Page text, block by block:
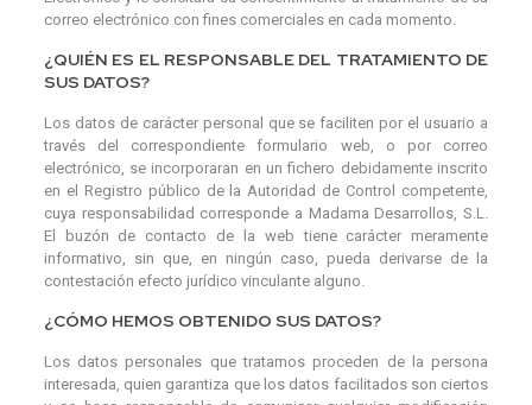
correo electrónico con fines comerciales en cada momento.
¿QUIÉN ES EL RESPONSABLE DEL TRATAMIENTO DE
SUS DATOS?
Los datos de carácter personal que se faciliten por el usuario a
través del correspondiente formulario web, o por correo
electrónico, se incorporaran en un fichero debidamente inscrito
en el Registro público de la Autoridad de Control competente,
cuya responsabilidad corresponde a Madama Desarrollos, S.L.
El buzón de contacto de la web tiene carácter meramente
informativo, sin que, en ningún caso, pueda derivarse de la
contestación efecto jurídico vinculante alguno.
¿CÓMO HEMOS OBTENIDO SUS DATOS?
Los datos personales que tratamos proceden de la persona
interesada, quien garantiza que los datos facilitados son ciertos